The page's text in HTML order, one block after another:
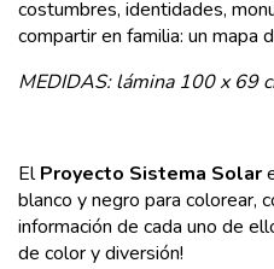
costumbres, identidades,
compartir en familia: un mapa
MEDIDAS:lámina 100 x 69
ElProyecto Sistema Solar
blanco y negro para colorear,
información de cada uno de
de color y diversión!